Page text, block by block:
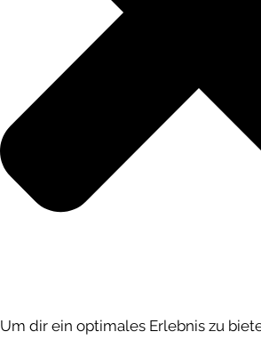
Um dir ein optimales Erlebnis zu